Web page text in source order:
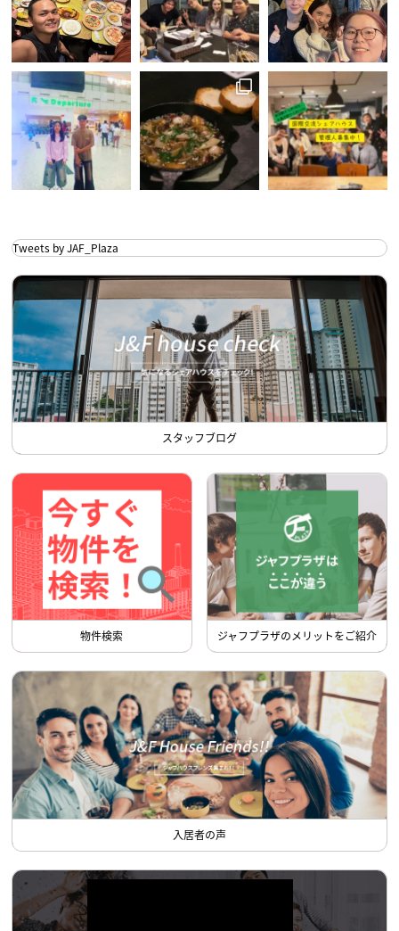
Tweets by JAF_Plaza
スタッフブログ
物件検索 ジャフプラザのメリットをご紹介
入居者の声